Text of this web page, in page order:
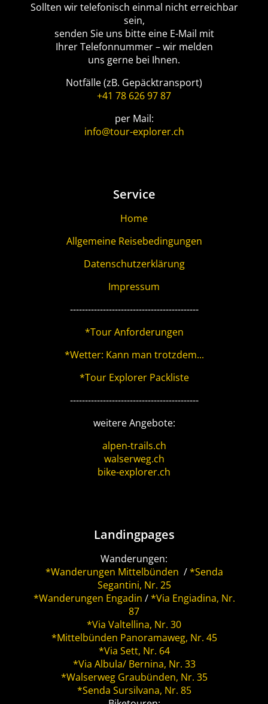
Sollten wir telefonisch einmal nicht erreichbar
sein,
senden Sie uns bitte eine E-Mail mit
Ihrer Telefonnummer – wir melden
uns gerne bei Ihnen.
Notfälle (zB. Gepäcktransport)
+41 78 626 97 87
per Mail:
info@tour-explorer.ch
Service
Home
Allgemeine Reisebedingungen
Datenschutzerklärung
Impressum
-------------------------------------------
*Tour Anforderungen
*Wetter: Kann man trotzdem...
*Tour Explorer Packliste
-------------------------------------------
weitere Angebote:
alpen-trails.ch
walserweg.ch
bike-explorer.ch
Landingpages
Wanderungen:
*Wanderungen Mittelbünden /*Senda
Segantini, Nr. 25
*Wanderungen Engadin /*Via Engiadina, Nr.
87
*Via Valtellina, Nr. 30
*Mittelbünden Panoramaweg, Nr. 45
*Via Sett, Nr. 64
*Via Albula/ Bernina, Nr. 33
*Walserweg Graubünden, Nr. 35
*Senda Sursilvana, Nr. 85